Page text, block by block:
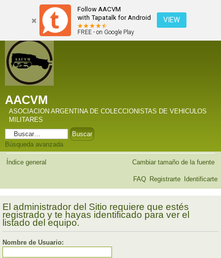
Follow AACVM
with Tapatalk for Android
FREE - on Google Play
VIEW
AACVM
ASOCIACION ARGENTINA DE COLECCIONISTAS DE VEHICULOS
MILITARES
Búsqueda avanzada
Índice general Cambiar tamaño de la fuente
FAQ Registrarte Identificarte
El administrador del Sitio requiere que estés
registrado y te hayas identificado para ver el
listado del equipo.
Nombre de Usuario: